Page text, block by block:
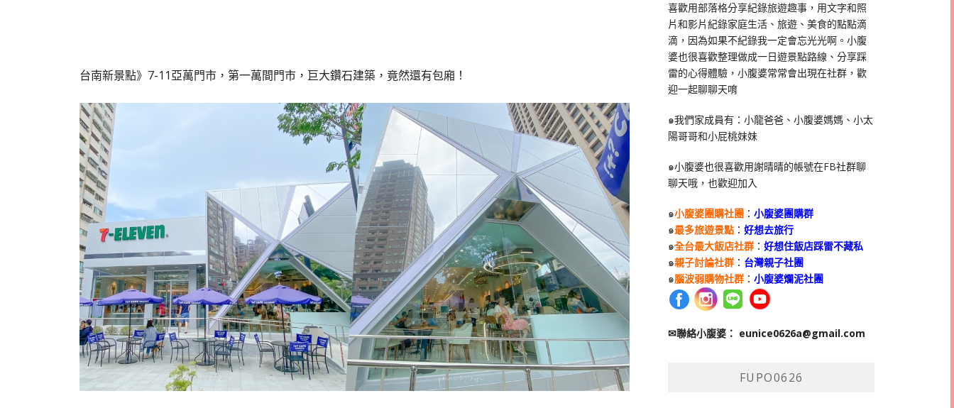
台南新景點》7-11亞萬門市，第一萬間門市，巨大鑽石建築，竟然還有包廂！
喜歡用部落格分享紀錄旅遊趣事，用文字和照
片和影片紀錄家庭生活、旅遊、美食的點點滴
滴，因為如果不紀錄我一定會忘光光啊。小腹
婆也很喜歡整理做成一日遊景點路線、分享踩
雷的心得體驗，小腹婆常常會出現在社群，歡
迎一起聊聊天唷
๑我們家成員有：小龍爸爸、小腹婆媽媽、小太
陽哥哥和小屁桃妹妹
๑小腹婆也很喜歡用謝晴晴的帳號在FB社群聊
聊天哦，也歡迎加入
๑小腹婆團購社團 ：小腹婆團購群
๑最多旅遊景點 ：好想去旅行
๑全台最大飯店社群 ：好想住飯店踩雷不藏私
๑親子討論社群 ： 台灣親子社團
๑腦波弱購物社群 ：小腹婆爛泥社團
✉聯絡小腹婆： eunice0626a@gmail.com
FUPO0626